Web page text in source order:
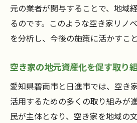
空き家活用が示す安全
元の業者が関与することで、地域
るのです。このような空き家リノ
を分析し、今後の施策に活かすこ
空き家の地元資産化を促す取り
愛知県碧南市と日進市では、空き
活用するための多くの取り組みが
民が主体となり、空き家を地域の